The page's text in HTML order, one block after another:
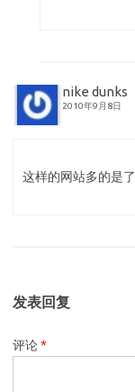
nike dunks
2010年9月8日
这样的网站多的是了
发表回复
评论*